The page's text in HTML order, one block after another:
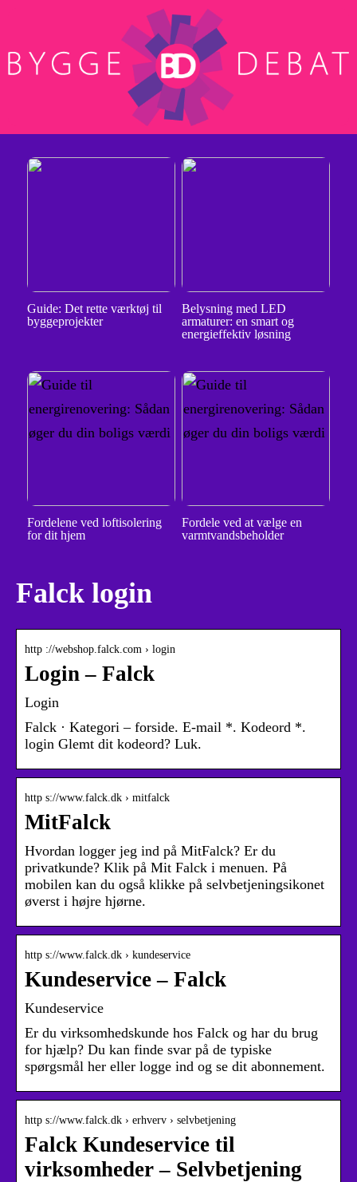
Guide: Det rette værktøj til
byggeprojekter
Belysning med LED
armaturer: en smart og
energieffektiv løsning
Fordelene ved loftisolering
for dit hjem
Fordele ved at vælge en
varmtvandsbeholder
Falck login
http ://webshop.falck.com › login
Login – Falck
Login
Falck · Kategori – forside. E-mail *. Kodeord *.
login Glemt dit kodeord? Luk.
http s://www.falck.dk › mitfalck
MitFalck
Hvordan logger jeg ind på MitFalck? Er du
privatkunde? Klik på Mit Falck i menuen. På
mobilen kan du også klikke på selvbetjeningsikonet
øverst i højre hjørne.
http s://www.falck.dk › kundeservice
Kundeservice – Falck
Kundeservice
Er du virksomhedskunde hos Falck og har du brug
for hjælp? Du kan finde svar på de typiske
spørgsmål her eller logge ind og se dit abonnement.
http s://www.falck.dk › erhverv › selvbetjening
Falck Kundeservice til
virksomheder – Selvbetjening